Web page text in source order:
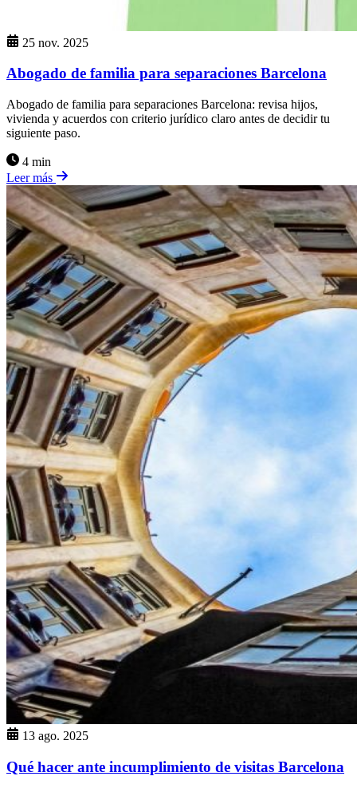
25 nov. 2025
Abogado de familia para separaciones Barcelona
Abogado de familia para separaciones Barcelona: revisa hijos,
vivienda y acuerdos con criterio jurídico claro antes de decidir tu
siguiente paso.
4 min
Leer más
13 ago. 2025
Qué hacer ante incumplimiento de visitas Barcelona